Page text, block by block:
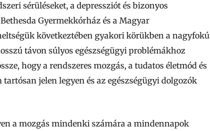
sérüléseket, a depressziót és bizonyos
Gyermekkórház és a Magyar
következtében gyakori körükben a nagyfokú
távon súlyos egészségügyi problémákhoz
hogy a rendszeres mozgás, a tudatos életmód és
jelen legyen és az egészségügyi dolgozók
a mozgás mindenki számára a mindennapok